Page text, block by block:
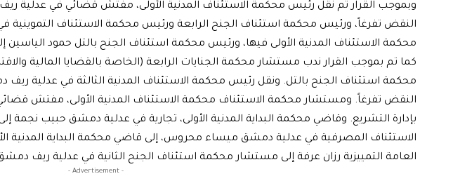
وبموجب القرار تم نقل رئيس محكمة الاستئناف المدنية الأولى، مفتش قضائي في
النقض تفرغاً، ورئيس محكمة استئناف الجنح الرابعة ورئيس محكمة الاستئناف
محكمة الاستئناف المدنية الأولى فيها، ورئيس محكمة استئناف الجنح بالتل حمود الياسين
كما تم بموجب القرار ندب مستشار محكمة الجنايات الرابعة (الخاصة بالقضايا المالية
محكمة استئناف الجنح بالتل. ونقل رئيس محكمة الاستئناف المدنية الثالثة في
النقض تفرغاً. ومستشار محكمة الاستئناف محكمة الاستئناف المدنية الأولى، مفتش
بإدارة التشريع. وقاضي محكمة البداية المدنية الأولى، تجارية في عدلية دمشق حبيب نجمة
الاستئناف المصرفية في عدلية دمشق ميساء محروس، إلى قاضي محكمة البداية المدنية
العامة التمييزية رزان عرفة إلى مستشار محكمة استئناف الجنح الثانية في عدلية ريف
- Advertisement -